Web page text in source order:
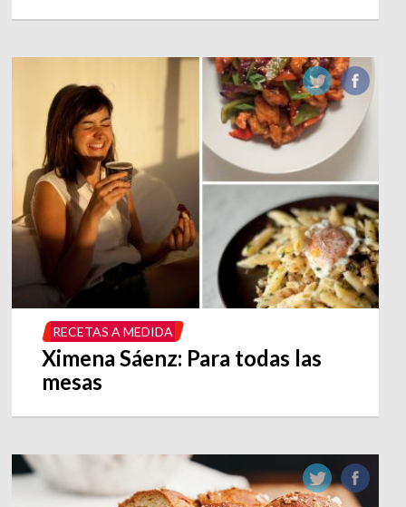
RECETAS A MEDIDA
Ximena Sáenz: Para todas las
mesas